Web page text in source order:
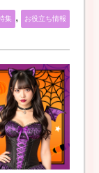
集 , お役立ち情報